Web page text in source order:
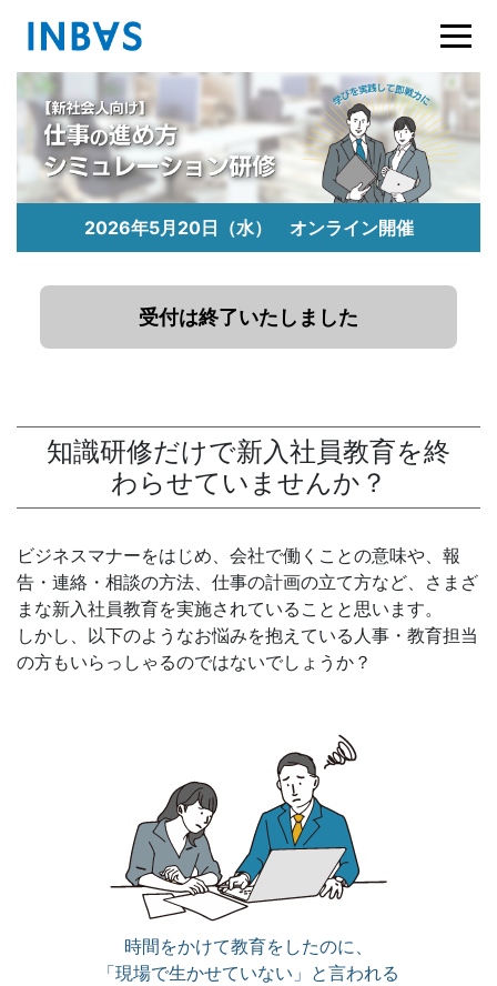
2026年5月20日（水） オンライン開催
受付は終了いたしました
知識研修だけで新入社員教育を終
わらせていませんか？
ビジネスマナーをはじめ、会社で働くことの意味や、報
告・連絡・相談の方法、仕事の計画の立て方など、さまざ
まな新入社員教育を実施されていることと思います。
しかし、以下のようなお悩みを抱えている人事・教育担当
の方もいらっしゃるのではないでしょうか？
時間をかけて教育をしたのに、
「現場で生かせていない」と言われる